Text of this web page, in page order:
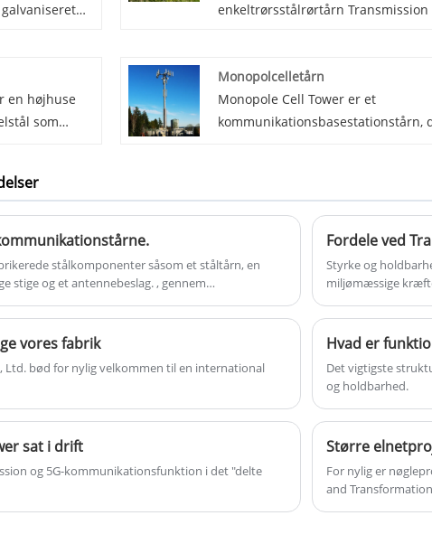
det
enkeltrørsstålrørtårn Transmission
multi-loop, hvilket i høj grad
overbelastningen af ​​bykorridorer.
en højhuse
som
vidt brugt i
radio og tv,
felter og har
installation.
Monopolcelletårn
Monopole Cell Tower er et
kommunikationsbasestationstårn,
mobilkommunikation, trådløst
radio og tv. Monopolcelletårn har
design og kompakt struktur. Det er
til forskellige terræn, såsom byer,
og bjergrige områder, især i
begrænset plads eller høje krav til
stålkomponenter såsom et ståltårn, en
stige og et antennebeslag. , gennem
Fordele ved
Styrke og
miljømæssige
vores fabrik
Ltd. bød for nylig velkommen til en international
Hvad er
Det vigtigste
og holdbarhed.
sat i drift
og 5G-kommunikationsfunktion i det "delte
Større
For nylig er
and